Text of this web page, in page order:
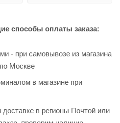
способы оплаты заказа:
- при самовывозе из магазина
Москве
в магазине при
доставке в регионы Почтой или